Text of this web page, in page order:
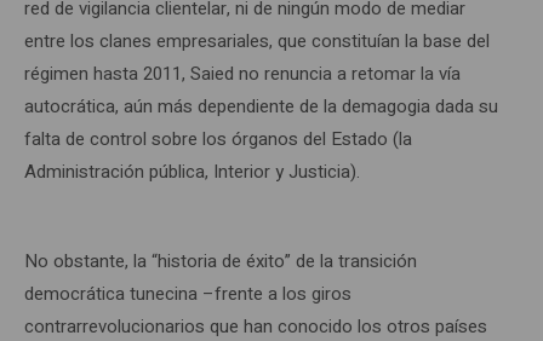
red de vigilancia clientelar, ni de ningún modo de mediar
entre los clanes empresariales, que constituían la base del
régimen hasta 2011, Saied no renuncia a retomar la vía
autocrática, aún más dependiente de la demagogia dada su
falta de control sobre los órganos del Estado (la
Administración pública, Interior y Justicia).
No obstante, la “historia de éxito” de la transición
democrática tunecina –frente a los giros
contrarrevolucionarios que han conocido los otros países